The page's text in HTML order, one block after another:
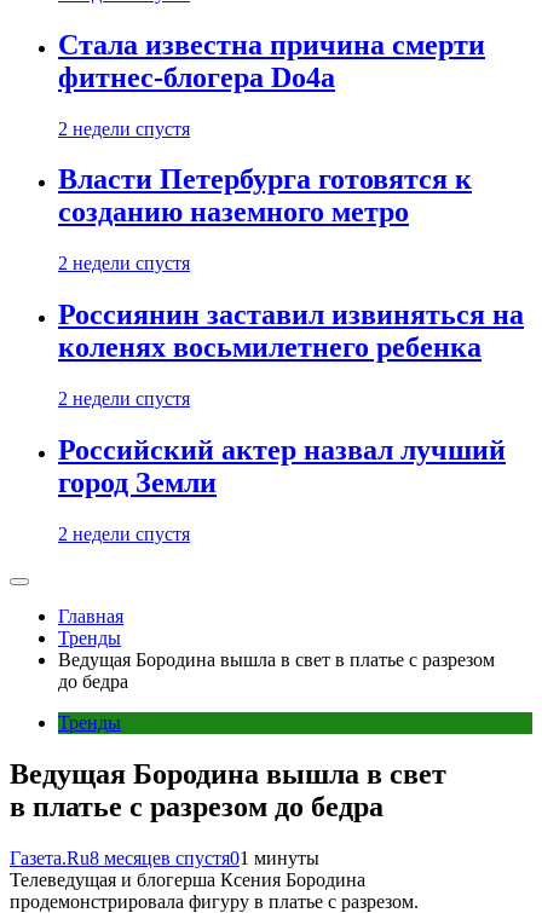
Стала известна причина смерти
фитнес-блогера Do4а
2 недели спустя
Власти Петербурга готовятся к
созданию наземного метро
2 недели спустя
Россиянин заставил извиняться на
коленях восьмилетнего ребенка
2 недели спустя
Российский актер назвал лучший
город Земли
2 недели спустя
Главная
Тренды
Ведущая Бородина вышла в свет в платье с разрезом
до бедра
Тренды
Ведущая Бородина вышла в свет
в платье с разрезом до бедра
Газета.Ru8 месяцев спустя01 минуты
Телеведущая и блогерша Ксения Бородина
продемонстрировала фигуру в платье с разрезом.